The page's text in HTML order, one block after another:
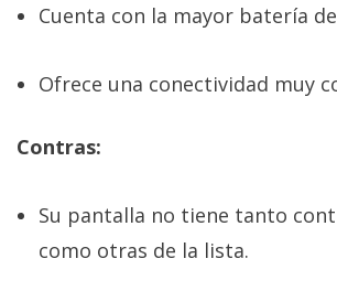
Cuenta con la mayor batería
Ofrece una conectividad muy
Contras:
Su pantalla no tiene tanto
como otras de la lista.